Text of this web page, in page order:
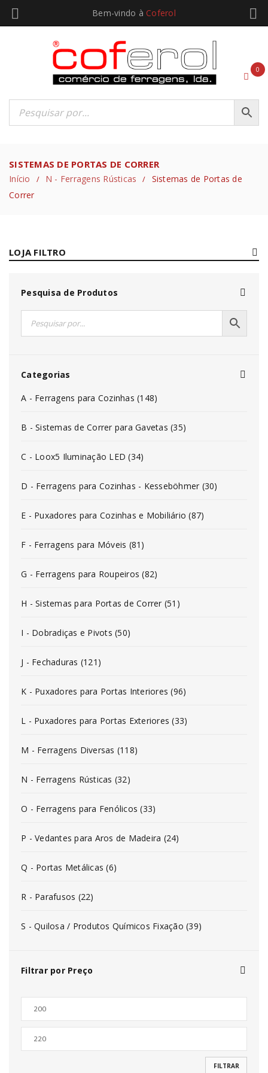
Bem-vindo à Coferol
0
SISTEMAS DE PORTAS DE CORRER
Início / N - Ferragens Rústicas /
Sistemas de Portas de
Correr
LOJA FILTRO
Pesquisa de Produtos
Categorias
A - Ferragens para Cozinhas (148)
B - Sistemas de Correr para Gavetas (35)
C - Loox5 Iluminação LED (34)
D - Ferragens para Cozinhas - Kesseböhmer (30)
E - Puxadores para Cozinhas e Mobiliário (87)
F - Ferragens para Móveis (81)
G - Ferragens para Roupeiros (82)
H - Sistemas para Portas de Correr (51)
I - Dobradiças e Pivots (50)
J - Fechaduras (121)
K - Puxadores para Portas Interiores (96)
L - Puxadores para Portas Exteriores (33)
M - Ferragens Diversas (118)
N - Ferragens Rústicas (32)
O - Ferragens para Fenólicos (33)
P - Vedantes para Aros de Madeira (24)
Q - Portas Metálicas (6)
R - Parafusos (22)
S - Quilosa / Produtos Químicos Fixação (39)
Filtrar por Preço
FILTRAR